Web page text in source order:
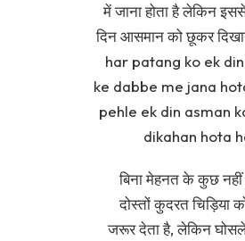
में जाना होता है लेकिन
दिन आसमान को छूकर
har patang ko ek
ke dabbe me jana
pehle ek din asman
dikahan hota
बिना मेहनत के कुछ नहीं
दोस्तों कुदरत चिड़िया
जरूर देता है, लेकिन